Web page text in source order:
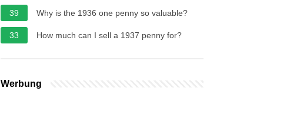
39 Why is the 1936 one penny so valuable?
33 How much can I sell a 1937 penny for?
Werbung